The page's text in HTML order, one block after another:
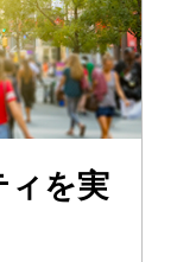
を実